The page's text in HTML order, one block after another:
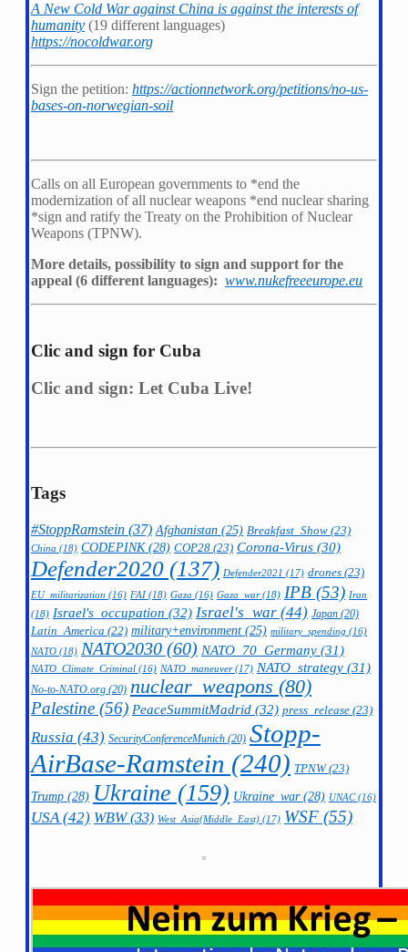
A New Cold War against China is against the interests of
humanity (19 different languages)
https://nocoldwar.org
Sign the petition: https://actionnetwork.org/petitions/no-us-
bases-on-norwegian-soil
Calls on all European governments to *end the
modernization of all nuclear weapons *end nuclear sharing
*sign and ratify the Treaty on the Prohibition of Nuclear
Weapons (TPNW).
More details, possibility to sign and support for the
appeal (6 different languages): www.nukefreeeurope.eu
Clic and sign for Cuba
Clic and sign: Let Cuba Live!
Tags
#StoppRamstein (37) Afghanistan (25) Breakfast_Show (23)
China (18) CODEPINK(28) COP28 (23) Corona-Virus (30)
Defender2020 (137) Defender2021 (17) drones (23)
EU_militarization (16) FAI (18) Gaza (16) Gaza_war(18) IPB (53) Iran
(18) Israel's_occupation (32) Israel's_war (44) Japan (20)
Latin_America (22) military+environment (25) military_spending (16)
NATO (18) NATO2030 (60) NATO_70_Germany (31)
NATO_Climate_Criminal (16) NATO_maneuver(17) NATO_strategy (31)
No-to-NATO.org (20) nuclear_weapons (80)
Palestine (56) PeaceSummitMadrid (32) press_release (23)
Russia (43) SecurityConferenceMunich (20) Stopp-
AirBase-Ramstein (240) TPNW(23)
Trump (28) Ukraine (159) Ukraine_war(28) UNAC(16)
USA(42) WBW(33) West_Asia(Middle_East) (17) WSF (55)